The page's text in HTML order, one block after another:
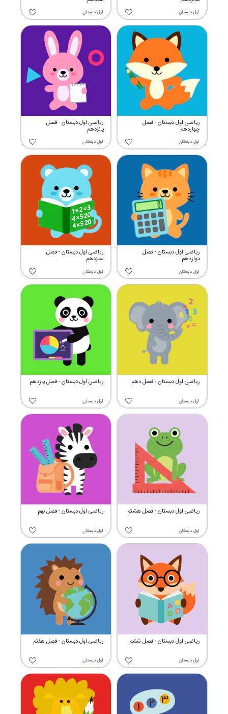
اول دبستان اول دبستان
ریاضی اول دبستان - فصل
پانزدهم
اول دبستان
ریاضی اول دبستان - فصل
چهاردهم
اول دبستان
ریاضی اول دبستان - فصل
سیزدهم
اول دبستان
ریاضی اول دبستان - فصل
دوازدهم
اول دبستان
ریاضی اول دبستان - فصل یازدهم
اول دبستان
ریاضی اول دبستان - فصل دهم
اول دبستان
ریاضی اول دبستان - فصل نهم
اول دبستان
ریاضی اول دبستان - فصل هشتم
اول دبستان
ریاضی اول دبستان - فصل هفتم
اول دبستان
ریاضی اول دبستان - فصل ششم
اول دبستان